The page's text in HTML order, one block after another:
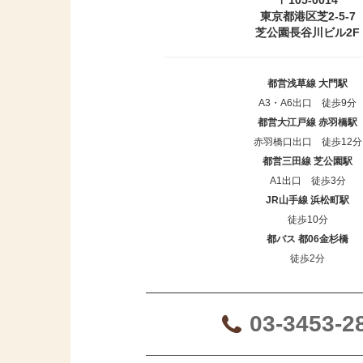
東京都港区芝2-5-7
芝公園長谷川ビル2F
都営浅草線 大門駅
A3・A6出口 徒歩9分
都営大江戸線 赤羽橋駅
赤羽橋口出口 徒歩12分
都営三田線 芝公園駅
A1出口 徒歩3分
JR山手線 浜松町駅
徒歩10分
都バス 都06金杉橋
徒歩2分
03-3453-